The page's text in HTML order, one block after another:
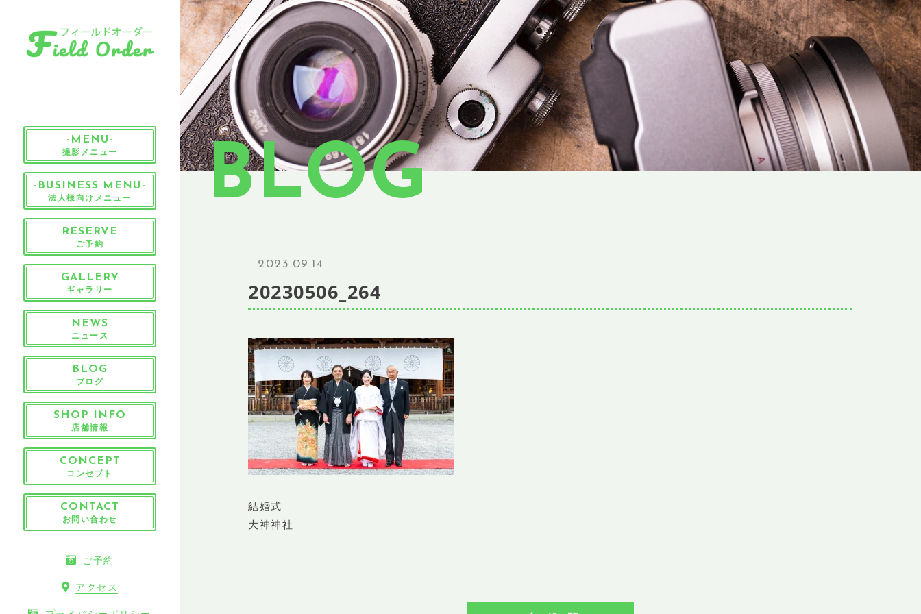
-MENU-
撮影メニュー
-BUSINESS MENU-
法人様向けメニュー
RESERVE
ご予約
GALLERY
ギャラリー
NEWS
ニュース
BLOG
ブログ
SHOP INFO
店舗情報
CONCEPT
コンセプト
CONTACT
お問い合わせ
ご予約
アクセス
BLOG
2023.09.14
20230506_264
結婚式
大神神社